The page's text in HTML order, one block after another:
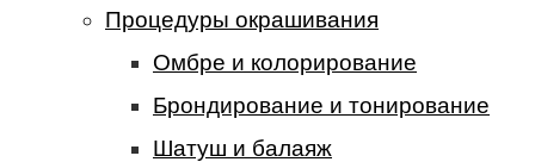
Процедуры окрашивания
Омбре и колорирование
Брондирование и тонирование
Шатуш и балаяж